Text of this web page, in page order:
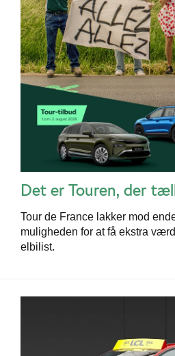
Det er Touren, der
Tour de France lakker mod
muligheden for at få ekstra
elbilist.